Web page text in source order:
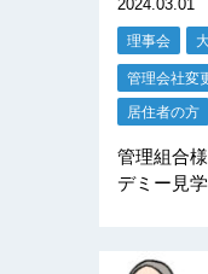
2024.03.01
理事会
管理会社変
居住者の方
管理組合
デミー見